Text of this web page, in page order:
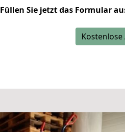
Füllen Sie jetzt das Formular